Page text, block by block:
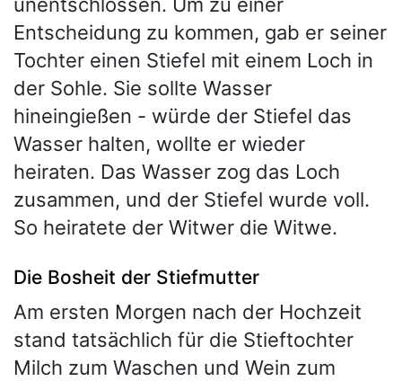
unentschlossen. Um zu einer
Entscheidung zu kommen, gab er seiner
Tochter einen Stiefel mit einem Loch in
der Sohle. Sie sollte Wasser
hineingießen - würde der Stiefel das
Wasser halten, wollte er wieder
heiraten. Das Wasser zog das Loch
zusammen, und der Stiefel wurde voll.
So heiratete der Witwer die Witwe.
Die Bosheit der Stiefmutter
Am ersten Morgen nach der Hochzeit
stand tatsächlich für die Stieftochter
Milch zum Waschen und Wein zum